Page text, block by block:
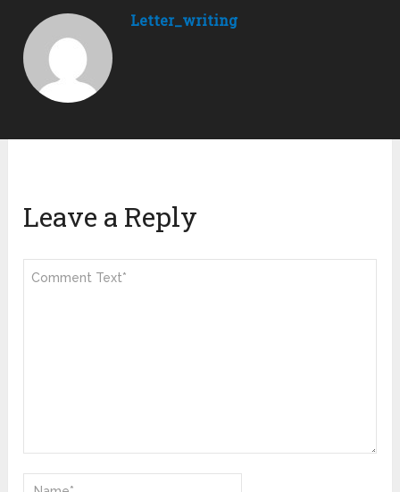
Letter_writing
Leave a Reply